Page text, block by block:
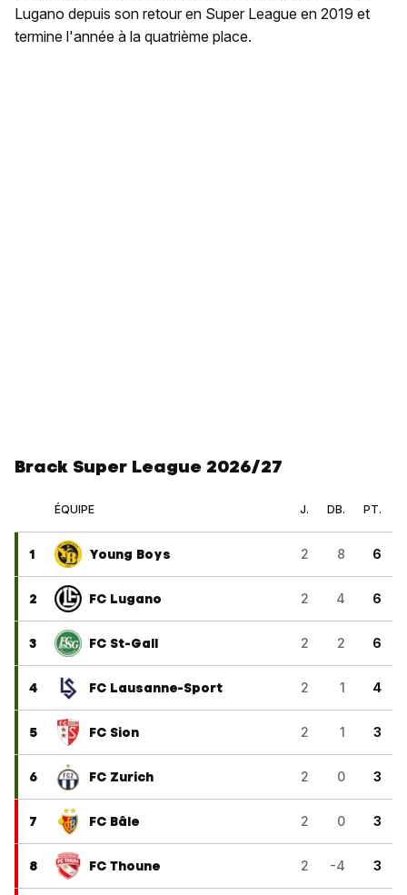
Lugano depuis son retour en Super League en 2019 et
termine l'année à la quatrième place.
Brack Super League 2026/27
ÉQUIPE J. DB. PT.
1 Young Boys 2 8 6
2 FC Lugano 2 4 6
3 FC St-Gall 2 2 6
4 FC Lausanne-Sport 2 1 4
5 FC Sion 2 1 3
6 FC Zurich 2 0 3
7 FC Bâle 2 0 3
8 FC Thoune 2 -4 3